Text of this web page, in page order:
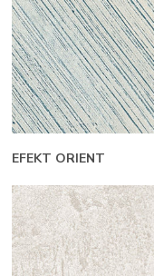
EFEKT ORIENT